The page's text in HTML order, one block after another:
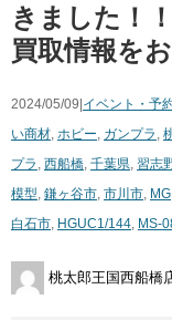
きました！
買取情報を
2024/05/09| イベント・予
い商材, ホビー, ガンプラ ,
プラ , 西船橋, 千葉県, 習志
模型, 鎌ヶ谷市, 市川市, MG
白石市, HGUC1/144, MS-
桃太郎王国西船橋